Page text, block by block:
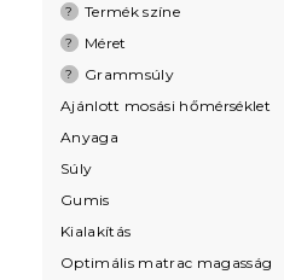
? Termék színe
? Méret
? Grammsúly
Ajánlott mosási hőmérséklet
Anyaga
Súly
Gumis
Kialakítás
Optimális matrac magasság